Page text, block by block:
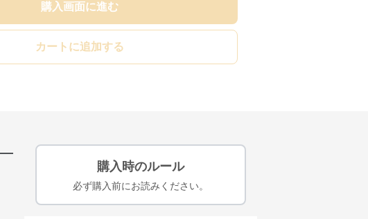
購入画面に進む
カートに追加する
購入時のルール
必ず購入前にお読みください。